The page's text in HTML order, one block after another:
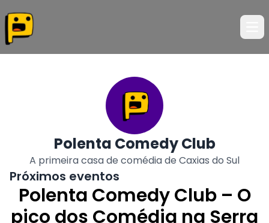
Polenta Comedy Club
A primeira casa de comédia de Caxias do Sul
Próximos eventos
Polenta Comedy Club – O
pico dos Comédia na Serra